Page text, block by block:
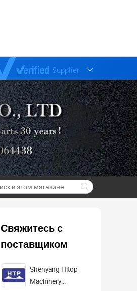
Supplier
Свяжитесь с
поставщиком
Shenyang Hitop
Machinery